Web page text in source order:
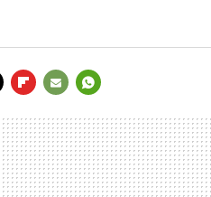
MAIL